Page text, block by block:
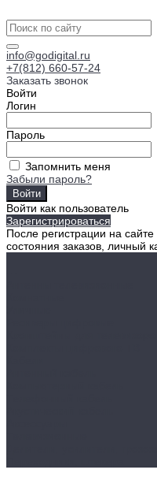
info@godigital.ru
+7(812) 660-57-24
Заказать звонок
Войти
Логин
Пароль
Запомнить меня
Забыли пароль?
Войти как пользователь
Зарегистрироваться
После регистрации на
состояния заказов, личный